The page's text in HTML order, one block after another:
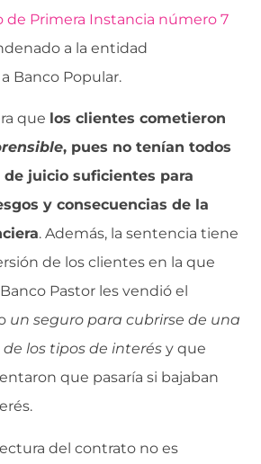
de Primera Instancia número 7
a la entidad
Banco Popular.
que los clientes cometieron
, pues no tenían todos
de juicio suficientes para
y consecuencias de la
. Además, la sentencia tiene
de los clientes en la que
Pastor les vendió el
un seguro para cubrirse de una
los tipos de interés  y que
que pasaría si bajaban
del contrato no es